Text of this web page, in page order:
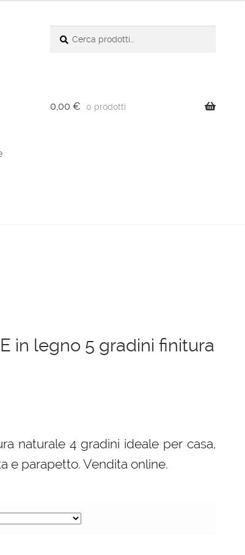
0,00 € 0 prodotti
in legno 5 gradini finitura
naturale 4 gradini ideale per casa,
e parapetto. Vendita online.